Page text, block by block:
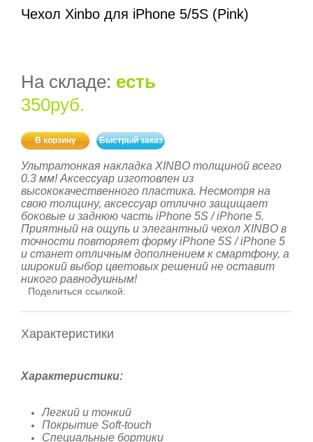
Чехол Xinbo для iPhone 5/5S (Pink)
На складе: есть
350руб.
В корзину Быстрый заказ
Ультратонкая накладка XINBO толщиной всего
0.3 мм! Аксессуар изготовлен из
высококачественного пластика. Несмотря на
свою толщину, аксессуар отлично защищает
боковые и заднюю часть iPhone 5S / iPhone 5.
Приятный на ощупь и элегантный чехол XINBO в
точности повторяет форму iPhone 5S / iPhone 5
и станет отличным дополнением к смартфону, а
широкий выбор цветовых решений не оставит
никого равнодушным!
Поделиться ссылкой:
Характеристики
Характеристики:
Легкий и тонкий
Покрытие Soft-touch
Специальные бортики